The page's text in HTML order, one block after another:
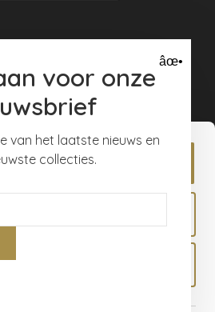
Allow all
âœ•
voor onze
van het laatste nieuws en
collecties.